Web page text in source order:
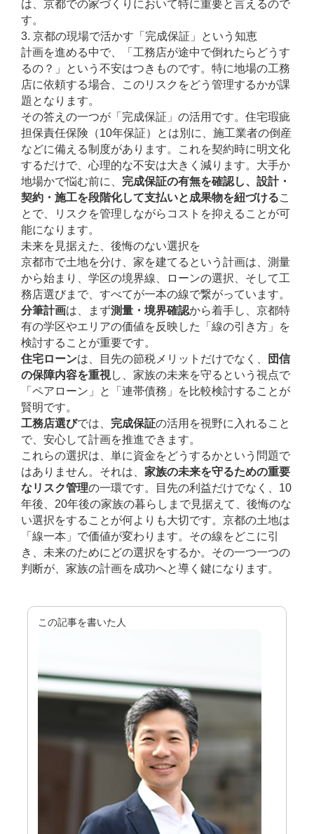
は、京都での家づくりにおいて特に重要と言えるので
す。
3. 京都の現場で活かす「完成保証」という知恵
計画を進める中で、「工務店が途中で倒れたらどうす
るの？」という不安はつきものです。特に地場の工務
店に依頼する場合、このリスクをどう管理するかが課
題となります。
その答えの一つが「完成保証」の活用です。住宅瑕疵
担保責任保険（10年保証）とは別に、施工業者の倒産
などに備える制度があります。これを契約時に明文化
するだけで、心理的な不安は大きく減ります。大手か
地場かで悩む前に、 完成保証の有無を確認し、設計・
契約・施工を段階化して支払いと成果物を紐づけるこ
とで、リスクを管理しながらコストを抑えることが可
能になります。
未来を見据えた、後悔のない選択を
京都市で土地を分け、家を建てるという計画は、測量
から始まり、学区の境界線、ローンの選択、そして工
務店選びまで、すべてが一本の線で繋がっています。
分筆計画は、まず測量・境界確認から着手し、京都特
有の学区やエリアの価値を反映した「線の引き方」を
検討することが重要です。
住宅ローンは、目先の節税メリットだけでなく、
団信
の保障内容を重視し、家族の未来を守るという視点で
「ペアローン」と「連帯債務」を比較検討することが
賢明です。
工務店選びでは、 完成保証の活用を視野に入れること
で、安心して計画を推進できます。
これらの選択は、単に資金をどうするかという問題で
はありません。それは、家族の未来を守るための重要
なリスク管理の一環です。目先の利益だけでなく、10
年後、20年後の家族の暮らしまで見据えて、後悔のな
い選択をすることが何よりも大切です。京都の土地は
「線一本」で価値が変わります。その線をどこに引
き、未来のためにどの選択をするか。その一つ一つの
判断が、家族の計画を成功へと導く鍵になります。
この記事を書いた人